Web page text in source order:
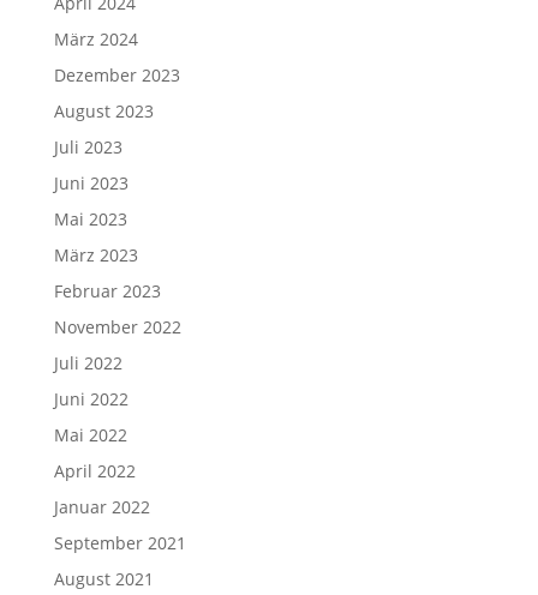
März 2024
Dezember 2023
August 2023
Juli 2023
Juni 2023
Mai 2023
März 2023
Februar 2023
November 2022
Juli 2022
Juni 2022
Mai 2022
April 2022
Januar 2022
September 2021
August 2021